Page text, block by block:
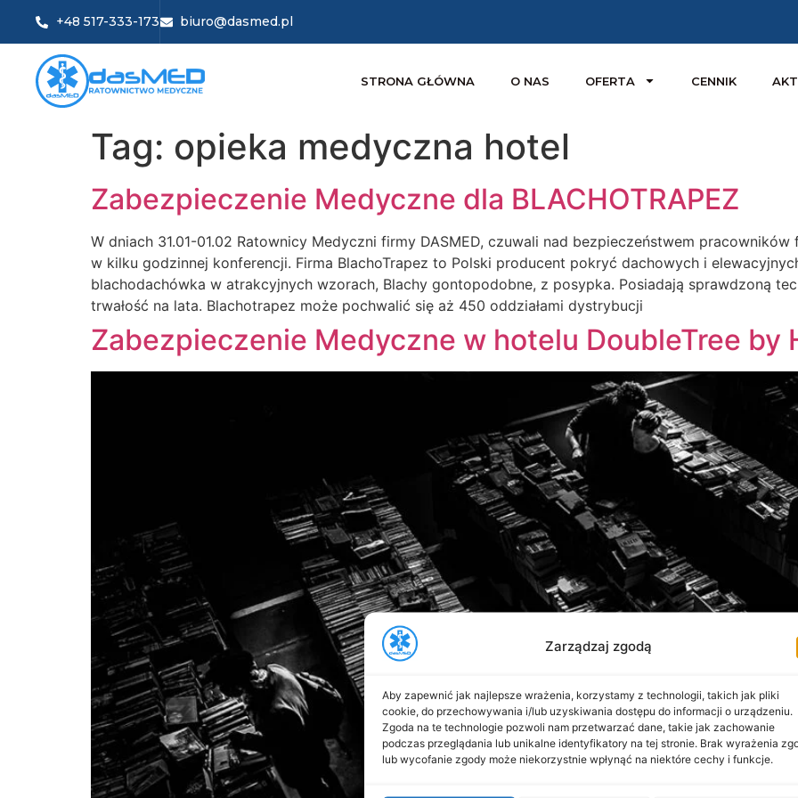
Zarządzaj zgodą
Aby zapewnić jak najlepsze wrażenia, korzystamy z technologii, takich jak pliki
cookie, do przechowywania i/lub uzyskiwania dostępu do informacji o urządzeniu.
Zgoda na te technologie pozwoli nam przetwarzać dane, takie jak zachowanie
podczas przeglądania lub unikalne identyfikatory na tej stronie. Brak wyrażenia
lub wycofanie zgody może niekorzystnie wpłynąć na niektóre cechy i funkcje.
+48 517-333-173 biuro@dasmed.pl
STRONA GŁÓWNA O NAS OFERTA CENNIK
Tag: opieka medyczna hotel
Zabezpieczenie Medyczne dla BLACHOTRAPEZ
W dniach 31.01-01.02 Ratownicy Medyczni firmy DASMED, czuwali nad bezpieczeństwem
w kilku godzinnej konferencji. Firma BlachoTrapez to Polski producent pokryć dachowych i
blachodachówka w atrakcyjnych wzorach, Blachy gontopodobne, z posypka. Posiadają sprawdzoną
trwałość na lata. Blachotrapez może pochwalić się aż 450 oddziałami dystrybucji
Zabezpieczenie Medyczne w hotelu DoubleTree by